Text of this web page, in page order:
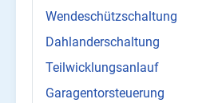
Wendeschützschaltung
Dahlanderschaltung
Teilwicklungsanlauf
Garagentorsteuerung